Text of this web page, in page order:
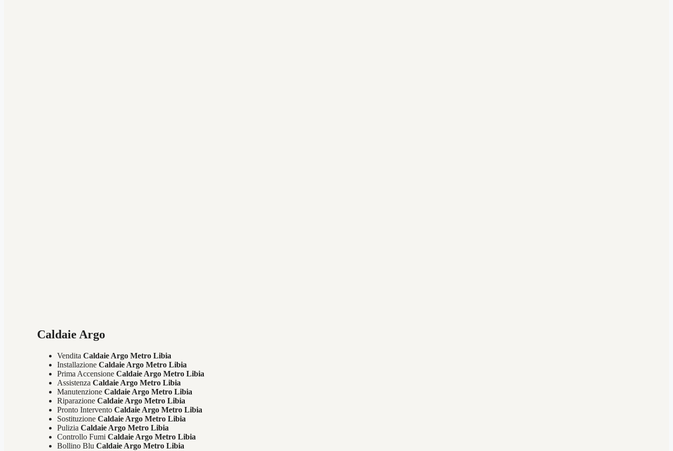
Caldaie Argo
VenditaCaldaie Argo Metro Libia
InstallazioneCaldaie Argo Metro Libia
Prima AccensioneCaldaie Argo Metro Libia
AssistenzaCaldaie Argo Metro Libia
ManutenzioneCaldaie Argo Metro Libia
RiparazioneCaldaie Argo Metro Libia
Pronto InterventoCaldaie Argo Metro Libia
SostituzioneCaldaie Argo Metro Libia
PuliziaCaldaie Argo Metro Libia
Controllo FumiCaldaie Argo Metro Libia
Bollino BluCaldaie Argo Metro Libia